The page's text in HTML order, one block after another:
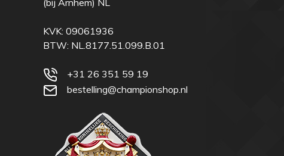
(bij Arnhem) NL
KVK: 09061936
BTW: NL.8177.51.099.B.01
+31 26 351 59 19
bestelling@championshop.nl